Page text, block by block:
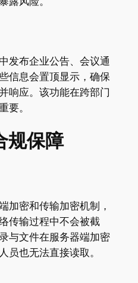
发布企业公告、会议通
信息会置顶显示，确保
响应。该功能在跨部门
要。
规保障
加密和传输加密机制，
传输过程中不会被截
与文件在服务器端加密
员也无法直接读取。